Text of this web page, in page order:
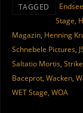
TAGGED
Stage,
Magazin, Henning
Schnebele Pictures,
Saltatio Mortis,
Baceprot, Wacken,
WET Stage, WOA